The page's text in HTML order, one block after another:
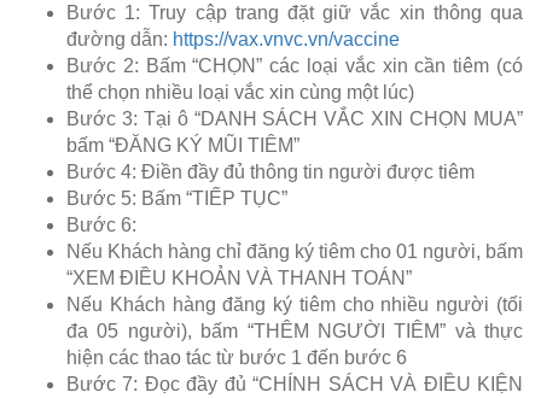
Bước 1: Truy cập trang đặt giữ vắc xin thông qua
đường dẫn: https://vax.vnvc.vn/vaccine
Bước 2: Bấm “CHỌN” các loại vắc xin cần tiêm (có
thể chọn nhiều loại vắc xin cùng một lúc)
Bước 3: Tại ô “DANH SÁCH VẮC XIN CHỌN MUA”
bấm “ĐĂNG KÝ MŨI TIÊM”
Bước 4: Điền đầy đủ thông tin người được tiêm
Bước 5: Bấm “TIẾP TỤC”
Bước 6:
Nếu Khách hàng chỉ đăng ký tiêm cho 01 người, bấm
“XEM ĐIỀU KHOẢN VÀ THANH TOÁN”
Nếu Khách hàng đăng ký tiêm cho nhiều người (tối
đa 05 người), bấm “THÊM NGƯỜI TIÊM” và thực
hiện các thao tác từ bước 1 đến bước 6
Bước 7: Đọc đầy đủ “CHÍNH SÁCH VÀ ĐIỀU KIỆN